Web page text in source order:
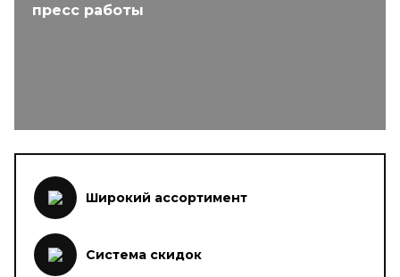
пресс работы
Широкий ассортимент
Система скидок